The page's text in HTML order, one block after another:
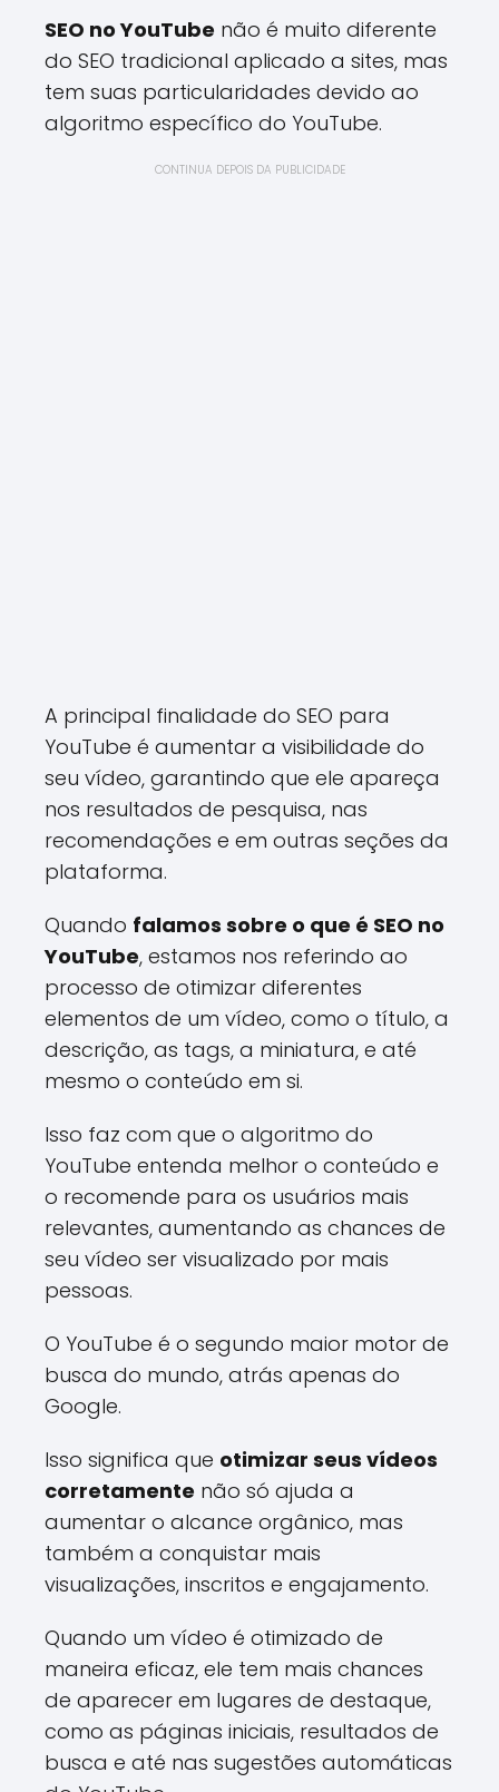
SEO no YouTube não é muito diferente
do SEO tradicional aplicado a sites, mas
tem suas particularidades devido ao
algoritmo específico do YouTube.
CONTINUA DEPOIS DA PUBLICIDADE
A principal finalidade do SEO para
YouTube é aumentar a visibilidade do
seu vídeo, garantindo que ele apareça
nos resultados de pesquisa, nas
recomendações e em outras seções da
plataforma.
Quando falamos sobre o que é SEO no
YouTube, estamos nos referindo ao
processo de otimizar diferentes
elementos de um vídeo, como o título, a
descrição, as tags, a miniatura, e até
mesmo o conteúdo em si.
Isso faz com que o algoritmo do
YouTube entenda melhor o conteúdo e
o recomende para os usuários mais
relevantes, aumentando as chances de
seu vídeo ser visualizado por mais
pessoas.
O YouTube é o segundo maior motor de
busca do mundo, atrás apenas do
Google.
Isso significa que otimizar seus vídeos
corretamente não só ajuda a
aumentar o alcance orgânico, mas
também a conquistar mais
visualizações, inscritos e engajamento.
Quando um vídeo é otimizado de
maneira eficaz, ele tem mais chances
de aparecer em lugares de destaque,
como as páginas iniciais, resultados de
busca e até nas sugestões automáticas